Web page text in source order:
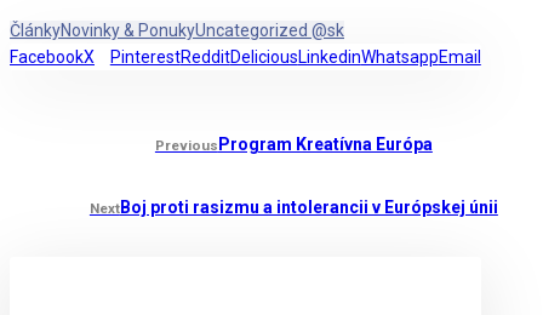
ČlánkyNovinky & PonukyUncategorized @sk
FacebookX PinterestRedditDeliciousLinkedinWhatsappEmail
Previous Program Kreatívna Európa
NextBoj proti rasizmu a intolerancii v Európskej únii